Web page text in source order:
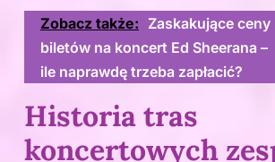
Zobacz także: Zaskakujące ceny
biletów na koncert Ed Sheerana –
ile naprawdę trzeba zapłacić?
Historia tras
koncertowych